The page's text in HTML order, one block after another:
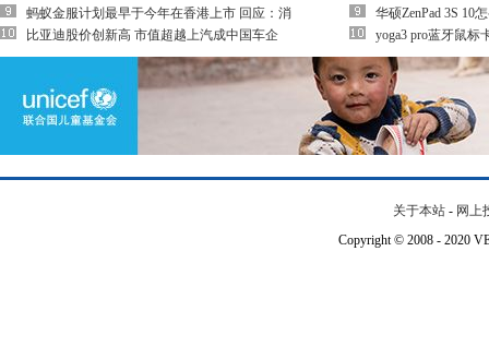
蚂蚁金服计划最早于今年在香港上市 回应：消
比亚迪股价创新高 市值超越上汽成中国车企
华硕ZenPad 3S 10
yoga3 pro蓝牙鼠标
关于本站 - 网上
Copyright © 2008 - 2020